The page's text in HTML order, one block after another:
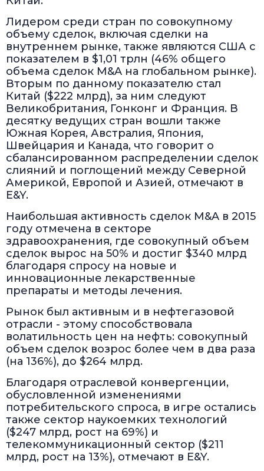
Лидером среди стран по совокупному
объему сделок, включая сделки на
внутреннем рынке, также являются США с
показателем в $1,01 трлн (46% общего
объема сделок M&A на глобальном рынке).
Вторым по данному показателю стал
Китай ($222 млрд), за ним следуют
Великобритания, Гонконг и Франция. В
десятку ведущих стран вошли также
Южная Корея, Австралия, Япония,
Швейцария и Канада, что говорит о
сбалансированном распределении сделок
слияний и поглощений между Северной
Америкой, Европой и Азией, отмечают в
E&Y.
Наибольшая активность сделок M&A в 2015
году отмечена в секторе
здравоохранения, где совокупный объем
сделок вырос на 50% и достиг $340 млрд
благодаря спросу на новые и
инновационные лекарственные
препараты и методы лечения.
Рынок был активным и в нефтегазовой
отрасли - этому способствовала
волатильность цен на нефть: совокупный
объем сделок возрос более чем в два раза
(на 136%), до $264 млрд.
Благодаря отраслевой конвергенции,
обусловленной изменениями
потребительского спроса, в игре остались
также сектор наукоемких технологий
($247 млрд, рост на 69%) и
телекоммуникационный сектор ($211
млрд, рост на 13%), отмечают в E&Y.